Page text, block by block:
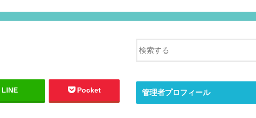
LINE Pocket 管理者プロフィール